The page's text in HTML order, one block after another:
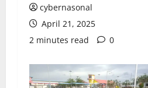
cybernasonal
April 21, 2025
2 minutes read
0